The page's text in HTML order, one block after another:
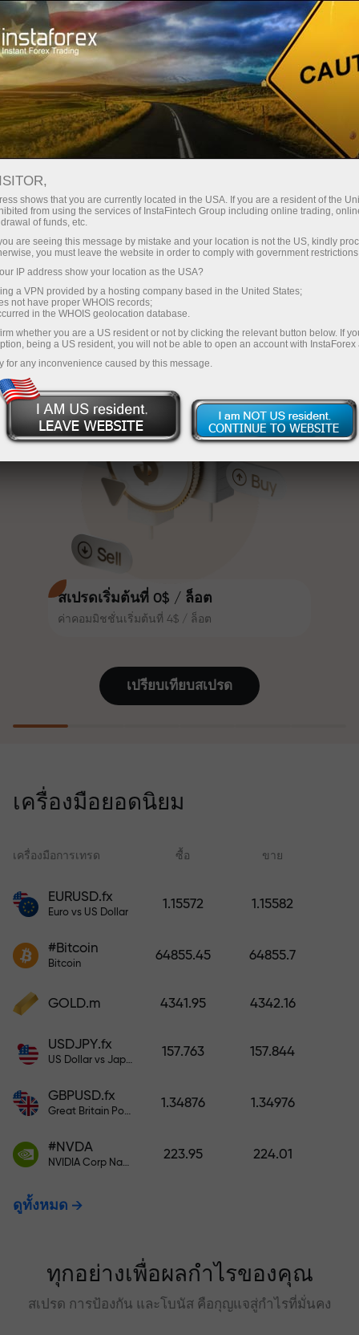
InstaForex
สเปรดเริ่มต้นที่ 0$ / ล็อต
ค่าคอมมิชชั่นเริ่มต้นที่ 4$ / ล็อต
กับ InstaForex คุณจะได้รับเงื่อนไขที่
สูงสุด 1:5000 สเปรดและค่า
คอมมิชชั่นที่ดีที่สุดในตลาด รวมถึง
เงื่อนไขที่เหมาะสมสำหรับการเทรด
หุ้นและดัชนี
InstaForex ทุกคนสามารถรับโบนัส
สูงสุด 30% จากยอดฝาก และใช้
ประโยชน์จากโปรโมชั่นและข้อเสนอ
พิเศษอื่น ๆ
ความเร็วในสนามแข่งและความเร็ว
ในการเทรดมีคุณค่าเดียวกัน Aleš
Loprais นำความมุ่งมั่นและวินัยเข้าสู่
โลกของการเทรด ในฐานะพันธมิตรที่
สร้างแรงบันดาลใจให้ลูกค้าบรรลุเป้า
หมายที่ทะเยอทะยาน
คนสามารถรับ iPhone, MacBook
หรือทริปในฝัน เพียงแค่ฝากเงิน
การขาดทุนและรับประกันกำไรเพิ่ม
ปกป้อง!
ผิด ยิ่งฝากมาก ตัวคูณยิ่งสูง
สเปรดต่ำมาก — กำไรสูง
โบนัส 30%
สำหรับทุกการฝาก
ความเร็ว
ในการเทรดและบนทางหลวง
แจ็กพอตของขวัญส่วนตัวของคุณ
ฝากเงินจำนวน $333 — เลือกของขวัญมูลค่าสูงสุด
$1,500
เทรดแบบไร้ความเสี่ยง — เรารับประกัน
กำไรของคุณ
โบนัสสูงสุด X1000 — ตัวคูณที่ใหญ่ที่สุด
เปรียบเทียบสเปรด
เครื่องมือยอดนิยม
เครื่องมือการเทรด ซื้อ ขาย
EURUSD.fx
Euro vs US Dollar
1.15572 1.15582
#Bitcoin
Bitcoin
64855.45 64855.7
GOLD.m 4341.95 4342.16
USDJPY.fx
US Dollar vs Japanese Yen
157.763 157.844
GBPUSD.fx
Great Britain Pound vs US Dollar
1.34876 1.34976
#NVDA
NVIDIA Corp Nasdaq Stock Exchange (Nasdaq) USD
223.95 224.01
ดูทั้งหมด
ทุกอย่างเพื่อผลกำไรของคุณ
สเปรด การป้องกัน และโบนัส คือกุญแจสู่กำไรที่มั่นคง
shows that you are currently located in the USA. If you are a resident of the
from using the services of InstaFintech Group including online trading,
of funds, etc.
are seeing this message by mistake and your location is not the US, kindly
you must leave the website in order to comply with government
IP address show your location as the USA?
a VPN provided by a hosting company based in the United States;
not have proper WHOIS records;
in the WHOIS geolocation database.
whether you are a US resident or not by clicking the relevant button below. If
being a US resident, you will not be able to open an account with InstaForex
for any inconvenience caused by this message.